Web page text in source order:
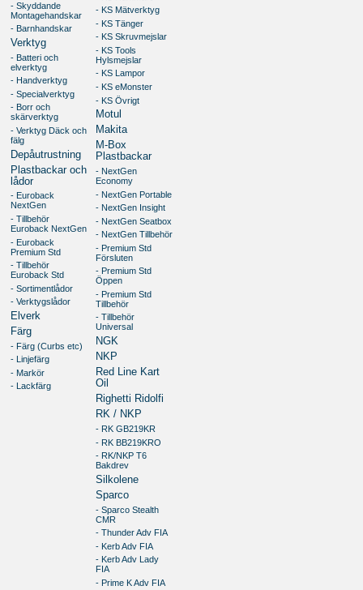
- Skyddande
Montagehandskar
- Barnhandskar
Verktyg
- Batteri och
elverktyg
- Handverktyg
- Specialverktyg
- Borr och
skärverktyg
- Verktyg Däck och
fälg
Depåutrustning
Plastbackar och
lådor
- Euroback
NextGen
- Tillbehör
Euroback NextGen
- Euroback
Premium Std
- Tillbehör
Euroback Std
- Sortimentlådor
- Verktygslådor
Elverk
Färg
- Färg (Curbs etc)
- Linjefärg
- Markör
- Lackfärg
- KS Mätverktyg
- KS Tänger
- KS Skruvmejslar
- KS Tools
Hylsmejslar
- KS Lampor
- KS eMonster
- KS Övrigt
Motul
Makita
M-Box
Plastbackar
- NextGen
Economy
- NextGen Portable
- NextGen Insight
- NextGen Seatbox
- NextGen Tillbehör
- Premium Std
Försluten
- Premium Std
Öppen
- Premium Std
Tillbehör
- Tillbehör
Universal
NGK
NKP
Red Line Kart
Oil
Righetti Ridolfi
RK / NKP
- RK GB219KR
- RK BB219KRO
- RK/NKP T6
Bakdrev
Silkolene
Sparco
- Sparco Stealth
CMR
- Thunder Adv FIA
- Kerb Adv FIA
- Kerb Adv Lady
FIA
- Prime K Adv FIA